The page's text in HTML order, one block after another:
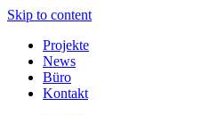
Skip to content
Projekte
News
Büro
Kontakt